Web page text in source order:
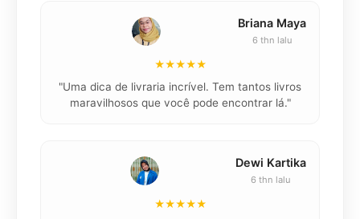
Briana Maya
6 thn lalu
★★★★★
"Uma dica de livraria incrível. Tem tantos livros
maravilhosos que você pode encontrar lá."
Dewi Kartika
6 thn lalu
★★★★★